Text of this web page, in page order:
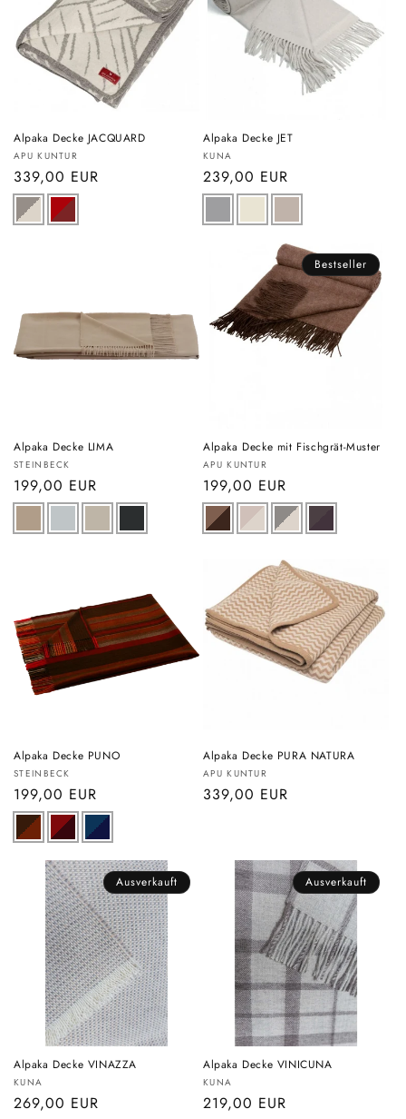
Alpaka Decke JACQUARD
Anbieter:
APU KUNTUR
Normaler
Preis
339,00 EUR
Alpaka Decke JET
Anbieter:
KUNA
Normaler
Preis
239,00 EUR
Alpaka Decke LIMA
Anbieter:
STEINBECK
Normaler
Preis
199,00 EUR
Bestseller
Alpaka Decke mit Fischgrät-Muster
Anbieter:
APU KUNTUR
Normaler
Preis
199,00 EUR
Alpaka Decke PUNO
Anbieter:
STEINBECK
Normaler
Preis
199,00 EUR
Alpaka Decke PURA NATURA
Anbieter:
APU KUNTUR
Normaler
339,00 EUR
Ausverkauft
Alpaka Decke VINAZZA
Anbieter:
KUNA
Normaler
269,00 EUR
Ausverkauft
Alpaka Decke VINICUNA
Anbieter:
KUNA
Normaler
219,00 EUR